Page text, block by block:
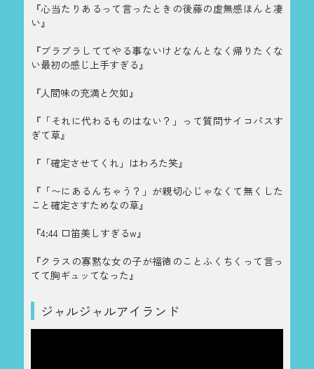
『心当たりあるって言ったときの後藤の虚無感ほんと凄
い』
『ブラブラしててやる事ないけどなんとなく帰りたくな
い最初の感じ上手すぎる』
『人間味の充満と欠如』
『「それに代わるものはない？」って質問サイコパスす
ぎて草』
『「確定させてくれ」はわろた笑』
『「〜にあるんちゃう？」が親切心じゃなくて無くした
こと確定さすためなの草』
『4:44 口笛美しすぎるw』
『クラスの寡黙な女の子が福徳のことふくちくって言っ
てて胸ギュッてなった』
ジャルジャルアイランド